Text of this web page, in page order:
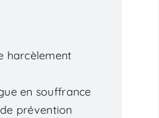
harcèlement
en souffrance
prévention